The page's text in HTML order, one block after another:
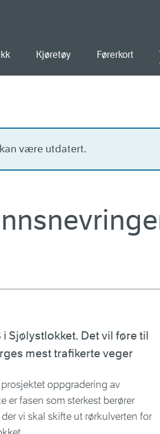
Kjøretøy Førerkort
være utdatert.
Sjølystlokket. Det vil føre til
mest trafikerte veger
oppgradering av
er fasen som sterkest berører
vi skal skifte ut rørkulverten for